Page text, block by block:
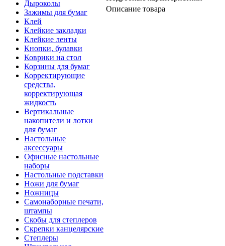
Дыроколы
Зажимы для бумаг
Клей
Клейкие закладки
Клейкие ленты
Кнопки, булавки
Коврики на стол
Корзины для бумаг
Корректирующие
средства,
корректирующая
жидкость
Вертикальные
накопители и лотки
для бумаг
Настольные
аксессуары
Офисные настольные
наборы
Настольные подставки
Ножи для бумаг
Ножницы
Самонаборные печати,
штампы
Скобы для степлеров
Скрепки канцелярские
Степлеры
Описание товара